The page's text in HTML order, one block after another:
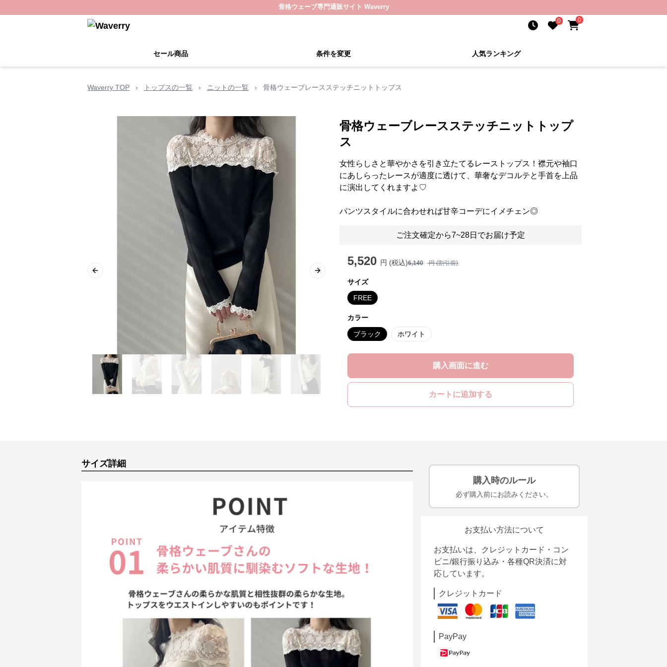
骨格ウェーブ専門通販サイト Waverry
0 0
セール商品 条件を変更 人気ランキング
Waverry TOP › トップスの一覧 › ニットの一覧 › 骨格ウェーブレースステッチニットトップス
Previous slide Next slide
骨格ウェーブレースステッチニットトップ
ス
女性らしさと華やかさを引き立たてるレーストップス！襟元や袖口
にあしらったレースが適度に透けて、華奢なデコルテと手首を上品
に演出してくれますよ♡
パンツスタイルに合わせれば甘辛コーデにイメチェン◎
ご注文確定から7~28日でお届け予定
5,520 円 (税込)6,140 円 (割引前)
サイズ
FREE
カラー
ブラック ホワイト
購入画面に進む
カートに追加する
サイズ詳細
購入時のルール
必ず購入前にお読みください。
お支払い方法について
お支払いは、クレジットカード・コン
ビニ/銀行振り込み・各種QR決済に対
応しています。
クレジットカード
PayPay